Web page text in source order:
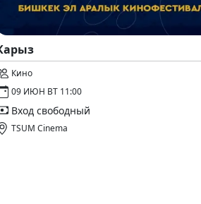
Кино
09 ИЮН ВТ 11:00
Вход свободный
TSUM Cinema